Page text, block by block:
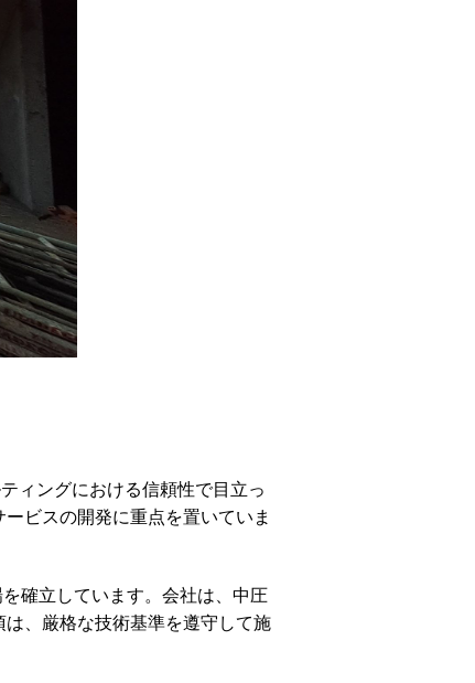
ィングにおける信頼性で目立っ
ビスの開発に重点を置いていま
確立しています。会社は、中圧
、厳格な技術基準を遵守して施